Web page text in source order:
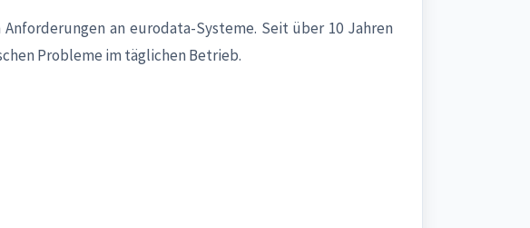
an eurodata-Systeme. Seit über 10 Jahren
Probleme im täglichen Betrieb.